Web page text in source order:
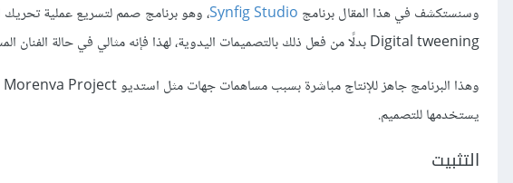
وسنستكشف في هذا المقال برنامج Synfig Studio
Digital tweening بدلًا من فعل ذلك بالتصميمات اليدوية، لهذا فإنه مثالي في حالة الفنان المستقل أو فريق صغير الحجم.
يستخدمها للتصميم.
التثبيت